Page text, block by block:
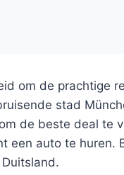
om de prachtige
stad
de beste deal te
een auto te huren.